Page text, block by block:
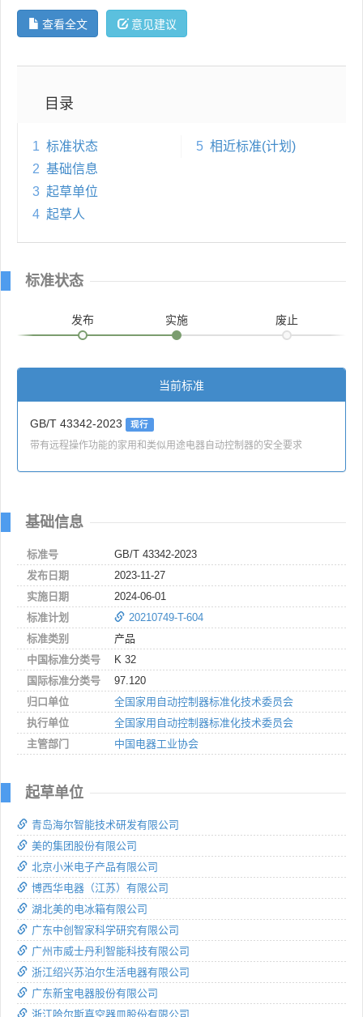
查看全文 意见建议
目录
1 标准状态
2 基础信息
3 起草单位
4 起草人
5 相近标准(计划)
标准状态
发布 实施 废止
当前标准
GB/T 43342-2023 现行
带有远程操作功能的家用和类似用途电器自动控制器的安全要求
基础信息
标准号
GB/T 43342-2023
发布日期
2023-11-27
实施日期
2024-06-01
标准计划
20210749-T-604
标准类别
产品
中国标准分类号
K 32
国际标准分类号
97.120
归口单位
全国家用自动控制器标准化技术委员会
执行单位
全国家用自动控制器标准化技术委员会
主管部门
中国电器工业协会
起草单位
青岛海尔智能技术研发有限公司
美的集团股份有限公司
北京小米电子产品有限公司
博西华电器（江苏）有限公司
湖北美的电冰箱有限公司
广东中创智家科学研究有限公司
广州市威士丹利智能科技有限公司
浙江绍兴苏泊尔生活电器有限公司
广东新宝电器股份有限公司
浙江哈尔斯真空器皿股份有限公司